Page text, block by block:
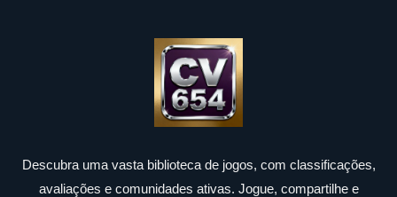
Descubra uma vasta biblioteca de jogos, com classificações,
avaliações e comunidades ativas. Jogue, compartilhe e